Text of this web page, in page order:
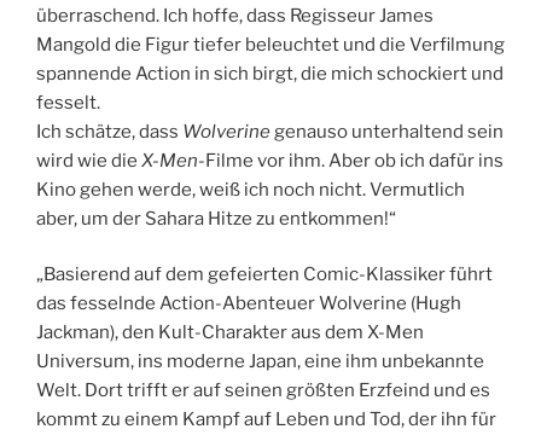
überraschend. Ich hoffe, dass Regisseur James
Mangold die Figur tiefer beleuchtet und die Verfilmung
spannende Action in sich birgt, die mich schockiert und
fesselt.
Ich schätze, dass Wolverinegenauso unterhaltend sein
wird wie die X-Men-Filme vor ihm. Aber ob ich dafür ins
Kino gehen werde, weiß ich noch nicht. Vermutlich
aber, um der Sahara Hitze zu entkommen!“
„Basierend auf dem gefeierten Comic-Klassiker führt
das fesselnde Action-Abenteuer Wolverine (Hugh
Jackman), den Kult-Charakter aus dem X-Men
Universum, ins moderne Japan, eine ihm unbekannte
Welt. Dort trifft er auf seinen größten Erzfeind und es
kommt zu einem Kampf auf Leben und Tod, der ihn für